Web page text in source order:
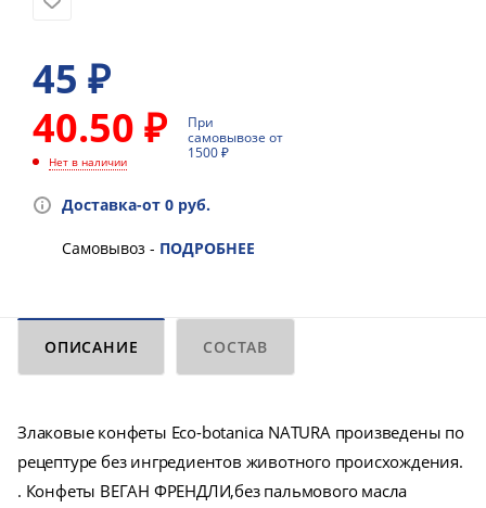
45 ₽
40.50 ₽
При
самовывозе от
1500 ₽
Нет в наличии
Доставка-от 0 руб.
Самовывоз - ПОДРОБНЕЕ
ОПИСАНИЕ СОСТАВ
Злаковые конфеты Eco-botanica NATURA произведены по
рецептуре без ингредиентов животного происхождения.
. Конфеты ВЕГАН ФРЕНДЛИ,без пальмового масла